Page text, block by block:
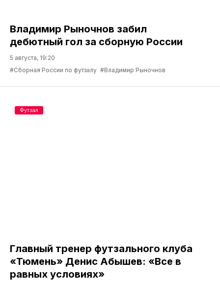
Владимир Рыночнов забил
дебютный гол за сборную России
5 августа, 19:20
#Сборная России по футзалу #Владимир Рыночнов
Главный тренер футзального клуба
«Тюмень» Денис Абышев: «Все в
равных условиях»
Футзал